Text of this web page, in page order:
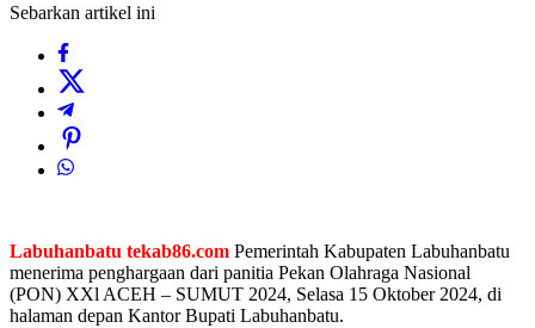
Sebarkan artikel ini
Labuhanbatu tekab86.com Pemerintah Kabupaten Labuhanbatu
menerima penghargaan dari panitia Pekan Olahraga Nasional
(PON) XXl ACEH – SUMUT 2024, Selasa 15 Oktober 2024, di
halaman depan Kantor Bupati Labuhanbatu.